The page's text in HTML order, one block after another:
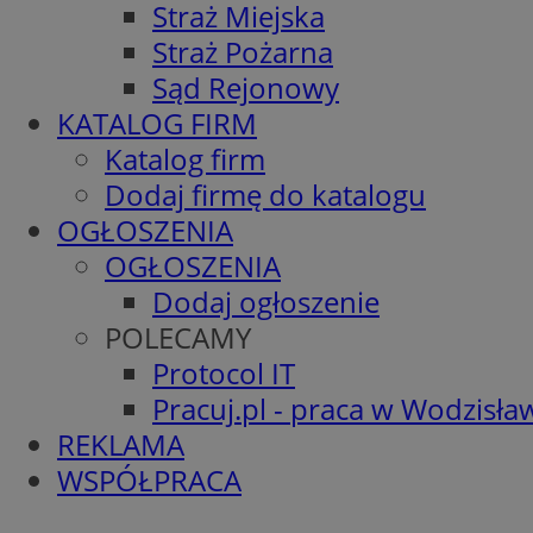
Straż Miejska
Straż Pożarna
Sąd Rejonowy
KATALOG FIRM
Katalog firm
Dodaj firmę do katalogu
OGŁOSZENIA
OGŁOSZENIA
Dodaj ogłoszenie
POLECAMY
Protocol IT
Pracuj.pl - praca w
REKLAMA
WSPÓŁPRACA